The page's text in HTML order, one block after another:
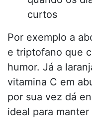
curtos
Por exemplo a
e triptofano que
humor. Já a
vitamina C em
por sua vez dá
ideal para